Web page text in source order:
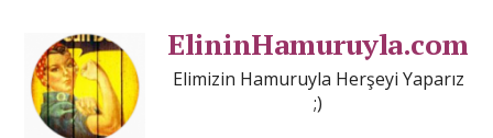
ElininHamuruyla.com
Elimizin Hamuruyla Herşeyi Yaparız
;)